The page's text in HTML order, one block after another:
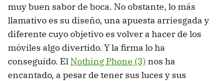
muy buen sabor de boca. No obstante, lo más
llamativo es su diseño, una apuesta arriesgada y
diferente cuyo objetivo es volver a hacer de los
móviles algo divertido. Y la firma lo ha
conseguido. El Nothing Phone (3) nos ha
encantado, a pesar de tener sus luces y sus